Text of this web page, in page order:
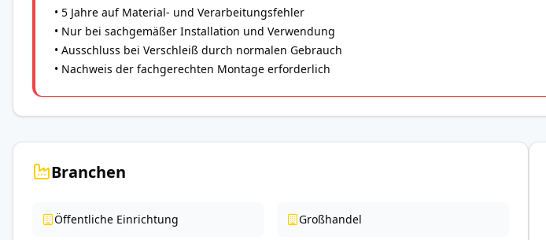
• 5 Jahre auf Material- und Verarbeitungsfehler
• Nur bei sachgemäßer Installation und Verwendung
• Ausschluss bei Verschleiß durch normalen Gebrauch
• Nachweis der fachgerechten Montage erforderlich
Branchen
Öffentliche Einrichtung Großhandel